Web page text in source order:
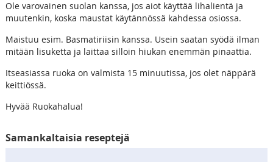
Ole varovainen suolan kanssa, jos aiot käyttää lihalientä ja
muutenkin, koska maustat käytännössä kahdessa osiossa.
Maistuu esim. Basmatiriisin kanssa. Usein saatan syödä ilman
mitään lisuketta ja laittaa silloin hiukan enemmän pinaattia.
Itseasiassa ruoka on valmista 15 minuutissa, jos olet näppärä
keittiössä.
Hyvää Ruokahalua!
Samankaltaisia reseptejä